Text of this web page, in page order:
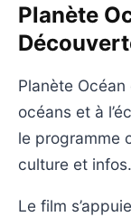
Planète
Planète
océans et à
le programme
culture et infos.
Le film